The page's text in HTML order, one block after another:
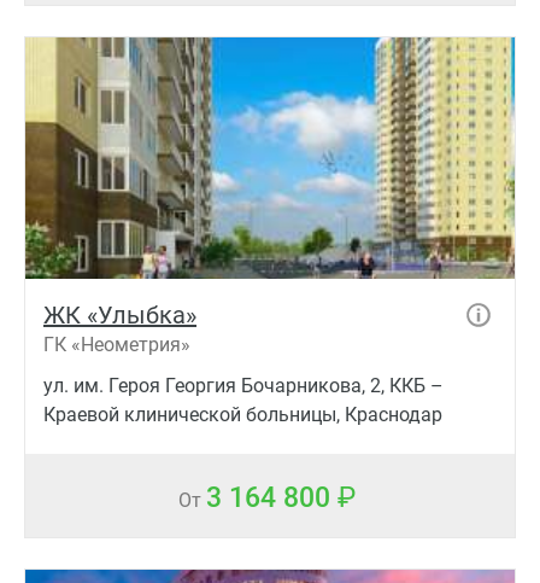
ЖК «Улыбка»
ГК «Неометрия»
ул. им. Героя Георгия Бочарникова, 2, ККБ –
Краевой клинической больницы, Краснодар
От 3 164 800